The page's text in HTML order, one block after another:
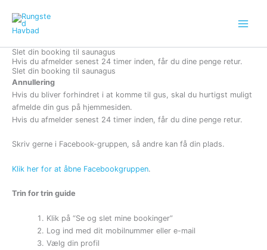
indholdet
Slet din booking til saunagus
Hvis du afmelder senest 24 timer inden, får du dine penge retur.
Slet din booking til saunagus
Annullering
Hvis du bliver forhindret i at komme til gus, skal du hurtigst muligt
afmelde din gus på hjemmesiden.
Hvis du afmelder senest 24 timer inden, får du dine penge retur.
Skriv gerne i Facebook-gruppen, så andre kan få din plads.
Klik her for at åbne Facebookgruppen.
Trin for trin guide
Klik på “Se og slet mine bookinger”
Log ind med dit mobilnummer eller e-mail
Vælg din profil